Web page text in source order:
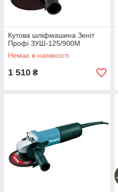
Кутова шліфмашина Зеніт
Профі ЗУШ-125/900М
Немає в наявності
1 510 ₴